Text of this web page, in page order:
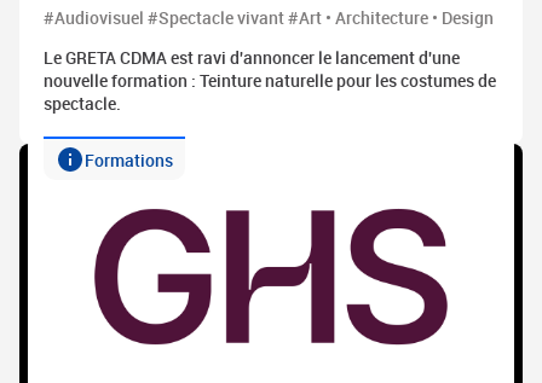
#Audiovisuel #Spectacle vivant #Art • Architecture • Design
Le GRETA CDMA est ravi d'annoncer le lancement d'une
nouvelle formation : Teinture naturelle pour les costumes de
spectacle.
Formations